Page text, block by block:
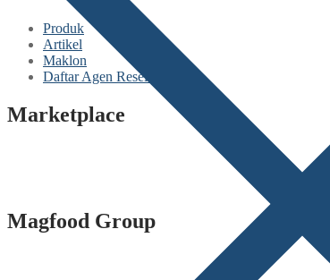
Produk
Artikel
Maklon
Daftar Agen Reseller
Marketplace
Magfood Group